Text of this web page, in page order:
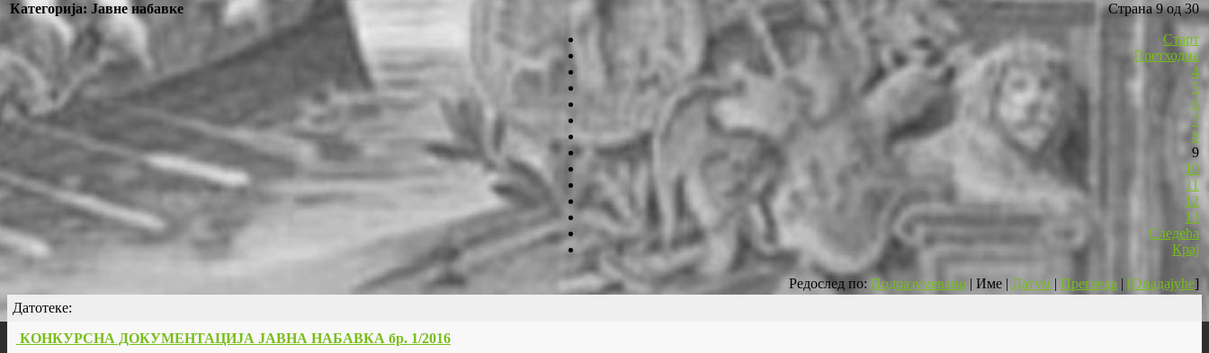
Категорија: Јавне набавке
Страна 9 од 30
Старт
Претходна
4
5
6
7
8
9
10
11
12
13
Следећа
Крај
Редослед по: Подразумевано | Име | Датум | Прегледа | [Опадајуће]
Датотеке:
КОНКУРСНА ДОКУМЕНТАЦИЈА ЈАВНА НАБАВКА бр. 1/2016